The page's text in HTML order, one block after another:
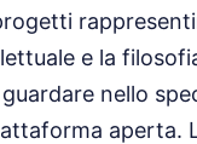
e la
nello
aperta.